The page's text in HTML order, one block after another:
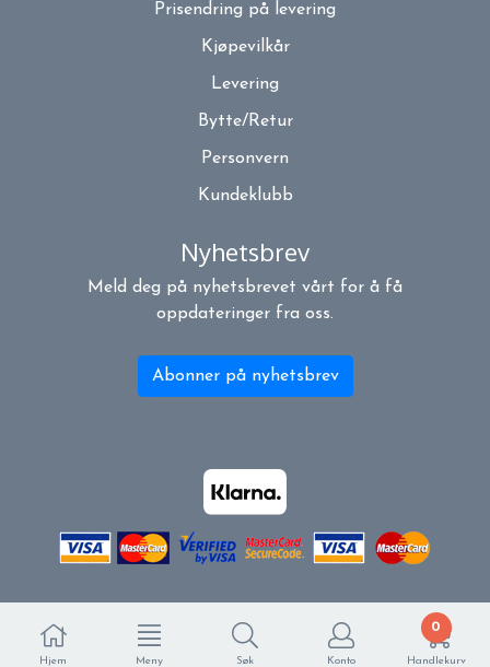
Hjem Meny Søk Konto
0
Handlekurv
Prisendring på levering
Kjøpevilkår
Levering
Bytte/Retur
Personvern
Kundeklubb
Nyhetsbrev
Meld deg på nyhetsbrevet vårt for å få
oppdateringer fra oss.
Abonner på nyhetsbrev